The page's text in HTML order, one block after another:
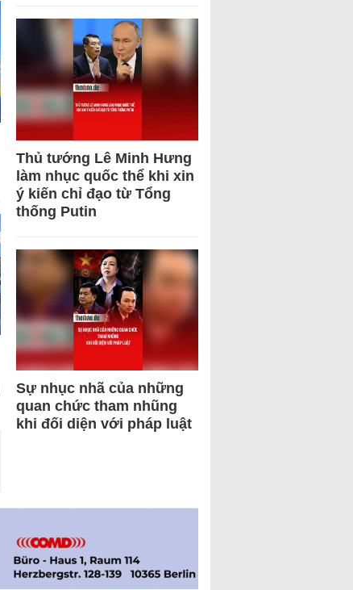
Thủ tướng Lê Minh Hưng
làm nhục quốc thể khi xin
ý kiến chỉ đạo từ Tổng
thống Putin
Sự nhục nhã của những
quan chức tham nhũng
khi đối diện với pháp luật